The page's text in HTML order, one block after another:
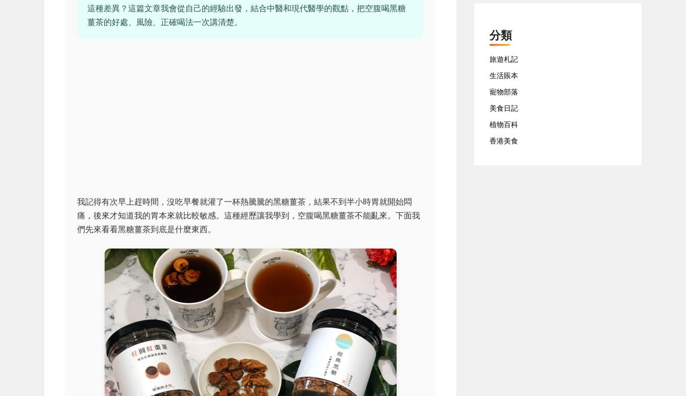
這種差異？這篇文章我會從自己的經驗出發，結合中醫和現代醫學的觀點，把空腹喝黑糖
薑茶的好處、風險、正確喝法一次講清楚。
我記得有次早上趕時間，沒吃早餐就灌了一杯熱騰騰的黑糖薑茶，結果不到半小時胃就開始悶
痛，後來才知道我的胃本來就比較敏感。這種經歷讓我學到，空腹喝黑糖薑茶不能亂來。下面我
們先來看看黑糖薑茶到底是什麼東西。
分類
旅遊札記
生活賬本
寵物部落
美食日記
植物百科
香港美食